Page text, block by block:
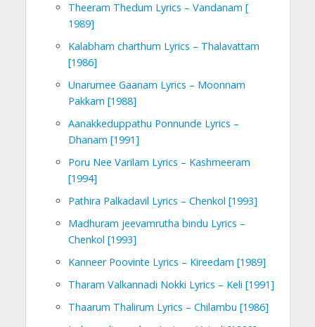
Theeram Thedum Lyrics – Vandanam [
1989]
Kalabham charthum Lyrics – Thalavattam
[1986]
Unarumee Gaanam Lyrics – Moonnam
Pakkam [1988]
Aanakkeduppathu Ponnunde Lyrics –
Dhanam [1991]
Poru Nee Varilam Lyrics – Kashmeeram
[1994]
Pathira Palkadavil Lyrics – Chenkol [1993]
Madhuram jeevamrutha bindu Lyrics –
Chenkol [1993]
Kanneer Poovinte Lyrics – Kireedam [1989]
Tharam Valkannadi Nokki Lyrics – Keli [1991]
Thaarum Thalirum Lyrics – Chilambu [1986]